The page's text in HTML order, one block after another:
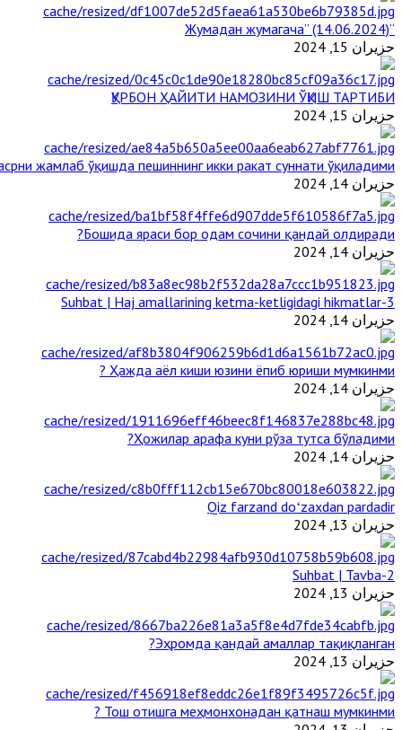
“Жумадан жумагача” (14.06.2024)
حزيران 15, 2024
ҚУРБОН ҲАЙИТИ НАМОЗИНИ ЎҚИШ ТАРТИБИ
حزيران 15, 2024
жамлаб ўқишда пешиннинг икки ракат суннати ўқиладими?
حزيران 14, 2024
Бошида яраси бор одам сочини қандай олдиради?
حزيران 14, 2024
3-Suhbat | Haj amallarining ketma-ketligidagi hikmatlar
حزيران 14, 2024
Ҳажда аёл киши юзини ёпиб юриши мумкинми ?
حزيران 14, 2024
Ҳожилар арафа куни рўза тутса бўладими?
حزيران 14, 2024
Qiz farzand doʻzaxdan pardadir
حزيران 13, 2024
2-Suhbat | Tavba
حزيران 13, 2024
Эҳромда қандай амаллар тақиқланган?
حزيران 13, 2024
Тош отишга меҳмонхонадан қатнаш мумкинми ?